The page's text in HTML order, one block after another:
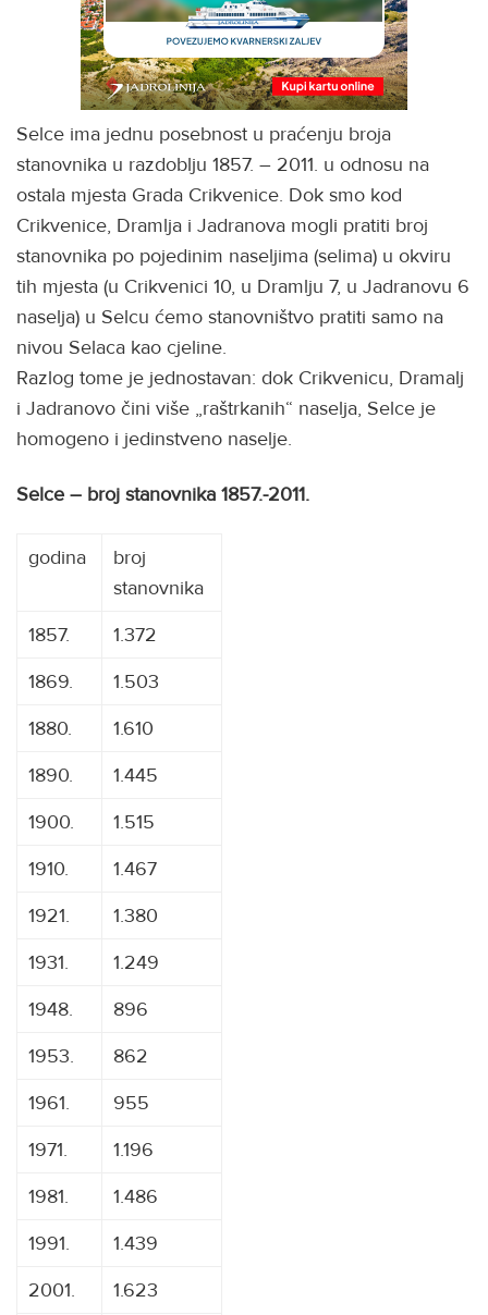
Selce ima jednu posebnost u praćenju broja
stanovnika u razdoblju 1857. – 2011. u odnosu na
ostala mjesta Grada Crikvenice. Dok smo kod
Crikvenice, Dramlja i Jadranova mogli pratiti broj
stanovnika po pojedinim naseljima (selima) u okviru
tih mjesta (u Crikvenici 10, u Dramlju 7, u Jadranovu 6
naselja) u Selcu ćemo stanovništvo pratiti samo na
nivou Selaca kao cjeline.
Razlog tome je jednostavan: dok Crikvenicu, Dramalj
i Jadranovo čini više „raštrkanih“ naselja, Selce je
homogeno i jedinstveno naselje.
Selce – broj stanovnika 1857.-2011.
godina
broj
stanovnika
1857.
1.372
1869.
1.503
1880.
1.610
1890.
1.445
1900.
1.515
1910.
1.467
1921.
1.380
1931.
1.249
1948.
896
1953.
862
1961.
955
1971.
1.196
1981.
1.486
1991.
1.439
2001.
1.623